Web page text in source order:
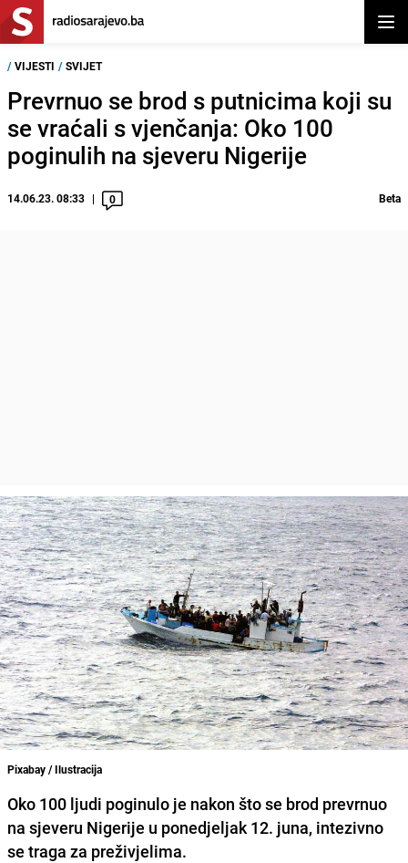
/ VIJESTI / SVIJET
Prevrnuo se brod s putnicima koji su
se vraćali s vjenčanja: Oko 100
poginulih na sjeveru Nigerije
14.06.23. 08:33 0 Beta
Pixabay / Ilustracija
Oko 100 ljudi poginulo je nakon što se brod prevrnuo
na sjeveru Nigerije u ponedjeljak 12. juna, intezivno
se traga za preživjelima.